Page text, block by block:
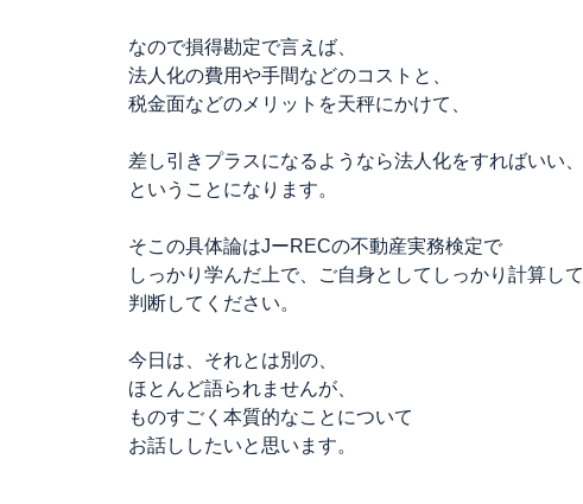
なので損得勘定で言えば、
法人化の費用や手間などのコストと、
税金面などのメリットを天秤にかけて、
差し引きプラスになるようなら法人化をすればいい、
ということになります。
そこの具体論はJーRECの不動産実務検定で
しっかり学んだ上で、ご自身としてしっかり計算して
判断してください。
今日は、それとは別の、
ほとんど語られませんが、
ものすごく本質的なことについて
お話ししたいと思います。